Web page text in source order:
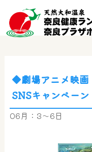
◆劇場アニメ映画
SNSキャンペーン
06月：3～6日
AIコンシェル